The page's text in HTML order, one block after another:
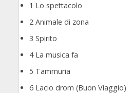
1 Lo spettacolo
2 Animale di zona
3 Spirito
4 La musica fa
5 Tammuria
6 Lacio drom (Buon Viaggio)